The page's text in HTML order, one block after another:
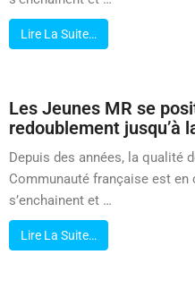
Lire La Suite…
Les Jeunes MR se
redoublement jusqu’à
Depuis des années, la qualité
Communauté française est en
s’enchainent et …
Lire La Suite…